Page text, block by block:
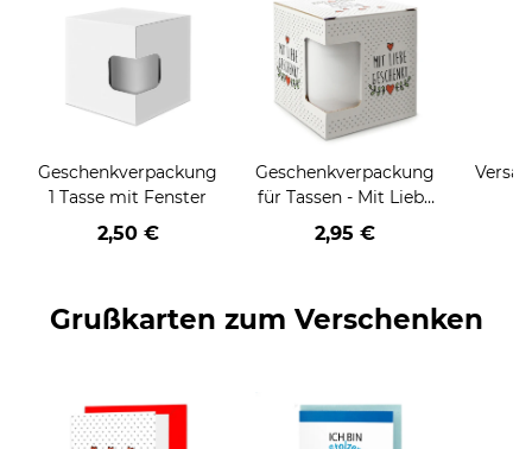
Geschenkverpackung
1 Tasse mit Fenster
2,50 €
Geschenkverpackung
für Tassen - Mit Liebe
geschenkt
2,95 €
Grußkarten zum Verschenken